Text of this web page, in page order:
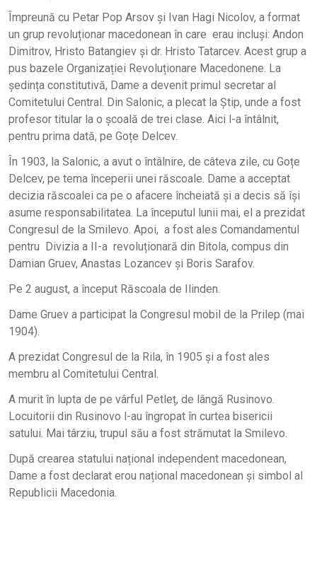
Împreună cu Petar Pop Arsov și Ivan Hagi Nicolov, a format
un grup revoluționar macedonean în care erau incluși: Andon
Dimitrov, Hristo Batangiev și dr. Hristo Tatarcev. Acest grup a
pus bazele Organizației Revoluționare Macedonene. La
ședința constitutivă, Dame a devenit primul secretar al
Comitetului Central. Din Salonic, a plecat la Ştip, unde a fost
profesor titular la o școală de trei clase. Aici l-a întâlnit,
pentru prima dată, pe Goțe Delcev.
În 1903, la Salonic, a avut o întâlnire, de câteva zile, cu Goțe
Delcev, pe tema începerii unei răscoale. Dame a acceptat
decizia răscoalei ca pe o afacere încheiată și a decis să își
asume responsabilitatea. La începutul lunii mai, el a prezidat
Congresul de la Smilevo. Apoi, a fost ales Comandamentul
pentru Divizia a II-a revoluționară din Bitola, compus din
Damian Gruev, Anastas Lozancev și Boris Sarafov.
Pe 2 august, a început Răscoala de Ilinden.
Dame Gruev a participat la Congresul mobil de la Prilep (mai
1904).
A prezidat Congresul de la Rila, în 1905 și a fost ales
membru al Comitetului Central.
A murit în lupta de pe vârful Petleț, de lângă Rusinovo.
Locuitorii din Rusinovo l-au îngropat în curtea bisericii
satului. Mai târziu, trupul său a fost strămutat la Smilevo.
După crearea statului național independent macedonean,
Dame a fost declarat erou național macedonean şi simbol al
Republicii Macedonia.